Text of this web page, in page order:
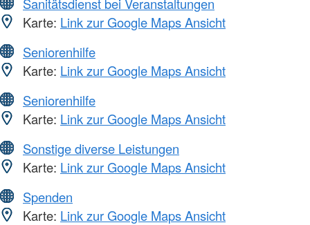
Karte: Link zur Google Maps Ansicht
Seniorenhilfe
Karte: Link zur Google Maps Ansicht
Seniorenhilfe
Karte: Link zur Google Maps Ansicht
Sonstige diverse Leistungen
Karte: Link zur Google Maps Ansicht
Spenden
Karte: Link zur Google Maps Ansicht